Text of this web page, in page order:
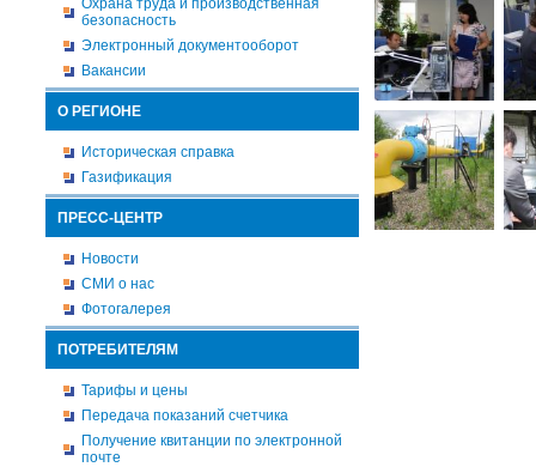
Охрана труда и производственная
безопасность
Электронный документооборот
Вакансии
О РЕГИОНЕ
Историческая справка
Газификация
ПРЕСС-ЦЕНТР
Новости
СМИ о нас
Фотогалерея
ПОТРЕБИТЕЛЯМ
Тарифы и цены
Передача показаний счетчика
Получение квитанции по электронной
почте